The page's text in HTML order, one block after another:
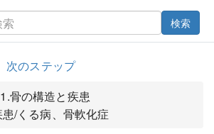
検索
次のステップ
骨の構造と疾患
/くる病、骨軟化症